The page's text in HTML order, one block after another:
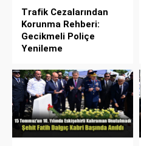
Trafik Cezalarından
Korunma Rehberi:
Gecikmeli Poliçe
Yenileme